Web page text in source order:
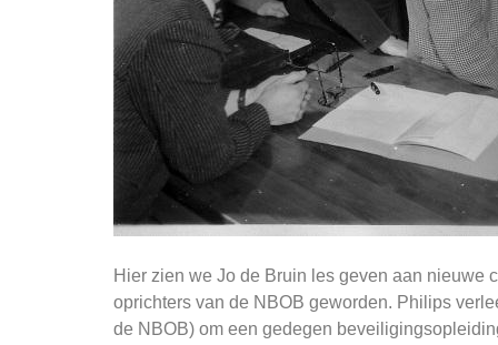
Hier zien we Jo de Bruin les geven aan nieuwe
oprichters van de NBOB geworden. Philips
de NBOB) om een gedegen